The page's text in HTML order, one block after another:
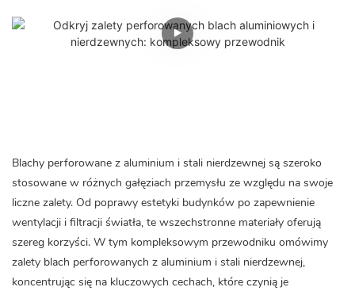
Blachy perforowane z aluminium i stali nierdzewnej są szeroko
stosowane w różnych gałęziach przemysłu ze względu na swoje
liczne zalety. Od poprawy estetyki budynków po zapewnienie
wentylacji i filtracji światła, te wszechstronne materiały oferują
szereg korzyści. W tym kompleksowym przewodniku omówimy
zalety blach perforowanych z aluminium i stali nierdzewnej,
koncentrując się na kluczowych cechach, które czynią je